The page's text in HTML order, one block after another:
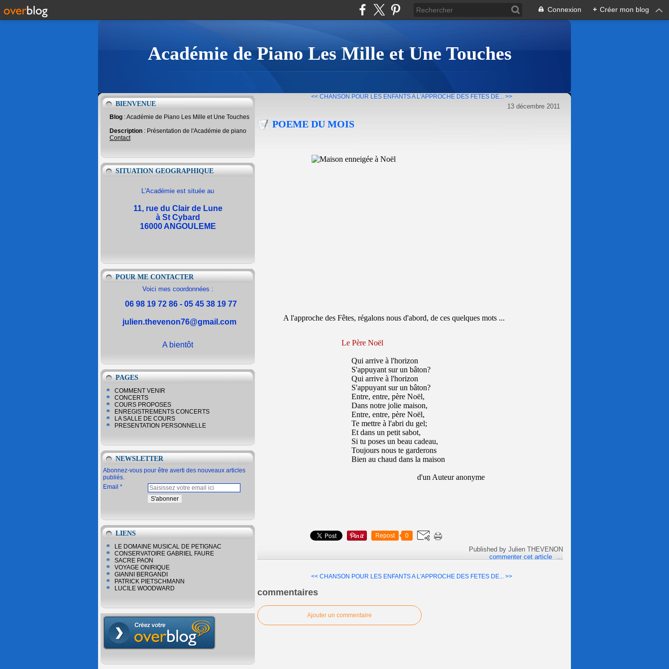
Connexion + Créer mon blog
Académie de Piano Les Mille et Une Touches
BIENVENUE
Blog : Académie de Piano Les Mille et Une Touches
Description : Présentation de l'Académie de piano
Contact
SITUATION GEOGRAPHIQUE
L'Académie est située au
11, rue du Clair de Lune
à St Cybard
16000 ANGOULEME
POUR ME CONTACTER
Voici mes coordonnées :
06 98 19 72 86 - 05 45 38 19 77
julien.thevenon76@gmail.com
A bientôt
PAGES
COMMENT VENIR
CONCERTS
COURS PROPOSES
ENREGISTREMENTS CONCERTS
LA SALLE DE COURS
PRESENTATION PERSONNELLE
NEWSLETTER
Abonnez-vous pour être averti des nouveaux articles
publiés.
Email
LIENS
LE DOMAINE MUSICAL DE PETIGNAC
CONSERVATOIRE GABRIEL FAURE
SACRE PAON
VOYAGE ONIRIQUE
GIANNI BERGANDI
PATRICK PIETSCHMANN
LUCILE WOODWARD
<< CHANSON POUR LES ENFANTSA L'APPROCHE DES FETES DE... >>
13 décembre 2011
POEME DU MOIS
A l'approche des Fêtes, régalons nous d'abord, de ces quelques mots ...
Le Père Noël
Qui arrive à l'horizon
S'appuyant sur un bâton?
Qui arrive à l'horizon
S'appuyant sur un bâton?
Entre, entre, père Noël,
Dans notre jolie maison,
Entre, entre, père Noël,
Te mettre à l'abri du gel;
Et dans un petit sabot,
Si tu poses un beau cadeau,
Toujours nous te garderons
Bien au chaud dans la maison
d'un Auteur anonyme
Repost 0
Published by Julien THEVENON
commenter cet article
…
<< CHANSON POUR LES ENFANTSA L'APPROCHE DES FETES DE... >>
commentaires
Ajouter un commentaire